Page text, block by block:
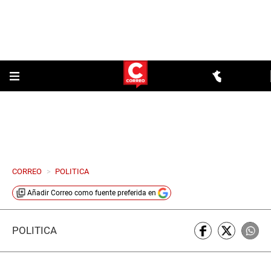
CORREO > POLITICA
Añadir Correo como fuente preferida en
POLÍTICA